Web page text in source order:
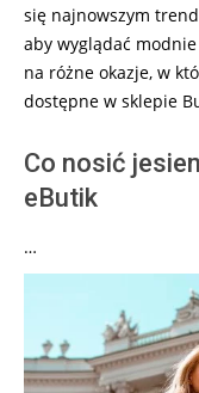
się najnowszym
aby wyglądać
na różne okazje, w
dostępne w sklepie
Co nosić
eButik
…